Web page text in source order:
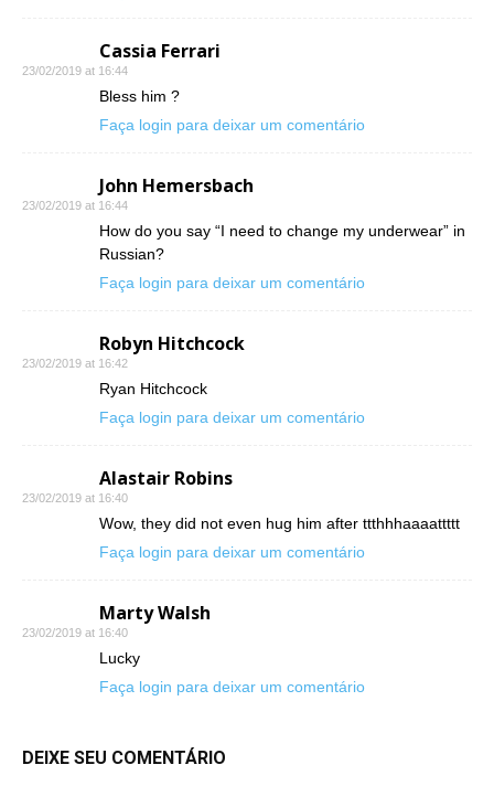
Cassia Ferrari
23/02/2019 at 16:44
Bless him ?
Faça login para deixar um comentário
John Hemersbach
23/02/2019 at 16:44
How do you say “I need to change my underwear” in
Russian?
Faça login para deixar um comentário
Robyn Hitchcock
23/02/2019 at 16:42
Ryan Hitchcock
Faça login para deixar um comentário
Alastair Robins
23/02/2019 at 16:40
Wow, they did not even hug him after ttthhhaaaattttt
Faça login para deixar um comentário
Marty Walsh
23/02/2019 at 16:40
Lucky
Faça login para deixar um comentário
DEIXE SEU COMENTÁRIO